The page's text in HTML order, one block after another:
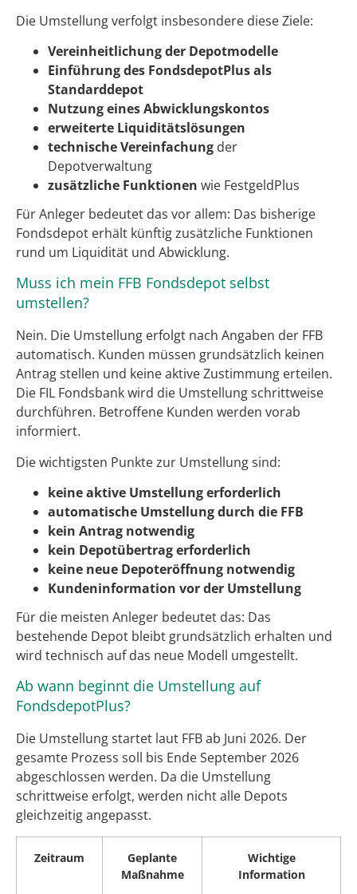
Die Umstellung verfolgt insbesondere diese Ziele:
Vereinheitlichung der Depotmodelle
Einführung des FondsdepotPlus als
Standarddepot
Nutzung eines Abwicklungskontos
erweiterte Liquiditätslösungen
technische Vereinfachung der
Depotverwaltung
zusätzliche Funktionen wie FestgeldPlus
Für Anleger bedeutet das vor allem: Das bisherige
Fondsdepot erhält künftig zusätzliche Funktionen
rund um Liquidität und Abwicklung.
Muss ich mein FFB Fondsdepot selbst
umstellen?
Nein. Die Umstellung erfolgt nach Angaben der FFB
automatisch. Kunden müssen grundsätzlich keinen
Antrag stellen und keine aktive Zustimmung erteilen.
Die FIL Fondsbank wird die Umstellung schrittweise
durchführen. Betroffene Kunden werden vorab
informiert.
Die wichtigsten Punkte zur Umstellung sind:
keine aktive Umstellung erforderlich
automatische Umstellung durch die FFB
kein Antrag notwendig
kein Depotübertrag erforderlich
keine neue Depoteröffnung notwendig
Kundeninformation vor der Umstellung
Für die meisten Anleger bedeutet das: Das
bestehende Depot bleibt grundsätzlich erhalten und
wird technisch auf das neue Modell umgestellt.
Ab wann beginnt die Umstellung auf
FondsdepotPlus?
Die Umstellung startet laut FFB ab Juni 2026. Der
gesamte Prozess soll bis Ende September 2026
abgeschlossen werden. Da die Umstellung
schrittweise erfolgt, werden nicht alle Depots
gleichzeitig angepasst.
Zeitraum
Geplante
Maßnahme
Wichtige
Information